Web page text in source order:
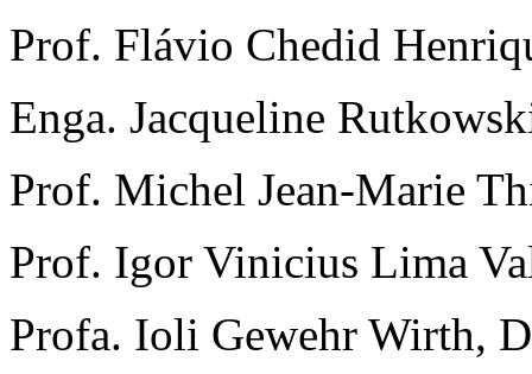
Prof. Flávio Chedid
Enga. Jacqueline
Prof. Michel Jean-Marie
Prof. Igor Vinicius Lima
Profa. Ioli Gewehr Wirth,